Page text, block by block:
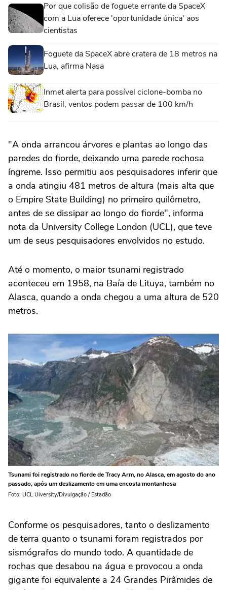
Por que colisão de foguete errante da SpaceX
com a Lua oferece 'oportunidade única' aos
cientistas
Foguete da SpaceX abre cratera de 18 metros na
Lua, afirma Nasa
Inmet alerta para possível ciclone-bomba no
Brasil; ventos podem passar de 100 km/h
"A onda arrancou árvores e plantas ao longo das
paredes do fiorde, deixando uma parede rochosa
íngreme. Isso permitiu aos pesquisadores inferir que
a onda atingiu 481 metros de altura (mais alta que
o Empire State Building) no primeiro quilômetro,
antes de se dissipar ao longo do fiorde", informa
nota da University College London (UCL), que teve
um de seus pesquisadores envolvidos no estudo.
Até o momento, o maior tsunami registrado
aconteceu em 1958, na Baía de Lituya, também no
Alasca, quando a onda chegou a uma altura de 520
metros.
Tsunami foi registrado no fiorde de Tracy Arm, no Alasca, em agosto do ano
passado, após um deslizamento em uma encosta montanhosa
Foto: UCL Uiversity/Divulgação / Estadão
Conforme os pesquisadores, tanto o deslizamento
de terra quanto o tsunami foram registrados por
sismógrafos do mundo todo. A quantidade de
rochas que desabou na água e provocou a onda
gigante foi equivalente a 24 Grandes Pirâmides de